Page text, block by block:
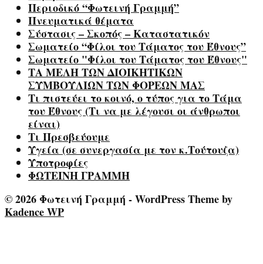
Περιοδικό “Φωτεινή Γραμμή”
Πνευματικά θέματα
Σύστασις – Σκοπός – Καταστατικόν
Σωματείο “Φίλοι του Τάματος του Έθνους”
Σωματείο "Φίλοι του Τάματος του Έθνους"
ΤΑ ΜΕΛΗ ΤΩΝ ΔΙΟΙΚΗΤΙΚΩΝ
ΣΥΜΒΟΥΛΙΩΝ ΤΩΝ ΦΟΡΕΩΝ ΜΑΣ
Τι πιστεύει το κοινό, ο τύπος για το Τάμα
του Έθνους (Τι να με λέγουσι οι άνθρωποι
είναι)
Τι Πρεσβεύουμε
Υγεία (σε συνεργασία με τον κ.Τούτουζα)
Υποτροφίες
ΦΩΤΕΙΝΗ ΓΡΑΜΜΗ
© 2026 Φωτεινή Γραμμή - WordPress Theme by
Kadence WP